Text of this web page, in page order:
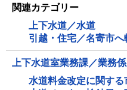
関連カテゴリー
上下水道／水道
引越・住宅／名寄市へ
上下水道室業務課／業務係
水道料金改定に関する